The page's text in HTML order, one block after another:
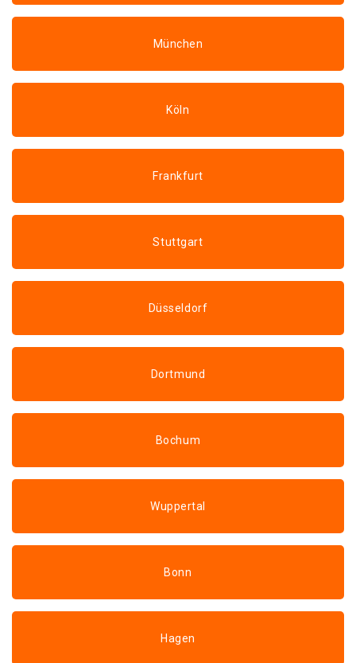
München
Köln
Frankfurt
Stuttgart
Düsseldorf
Dortmund
Bochum
Wuppertal
Bonn
Hagen